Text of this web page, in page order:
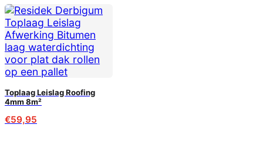
Toplaag Leislag Roofing
4mm 8m²
€59,95